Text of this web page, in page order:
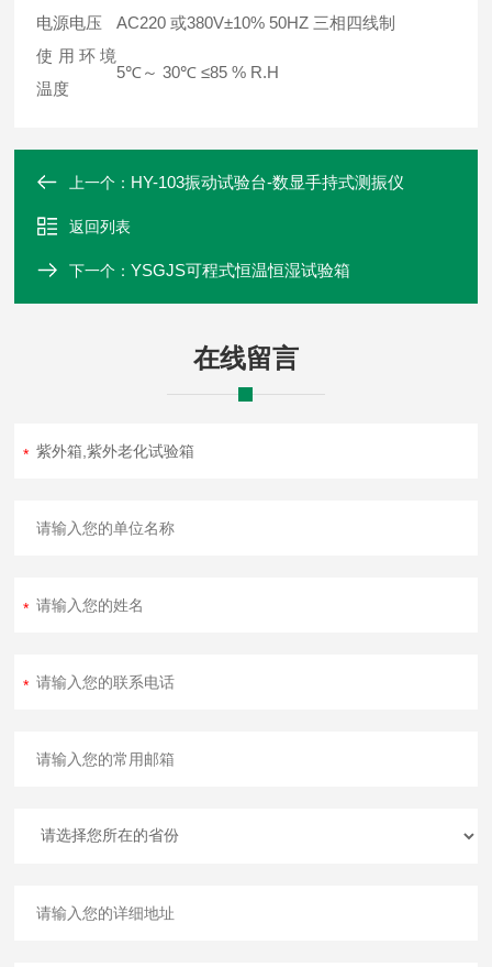
电源电压
AC220 或380V±10% 50HZ 三相四线制
使用环境
温度
5℃～ 30℃ ≤85 % R.H
上一个： HY-103振动试验台-数显手持式测振仪
返回列表
下一个：YSGJS可程式恒温恒湿试验箱
在线留言